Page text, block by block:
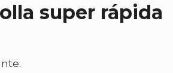
super rápida